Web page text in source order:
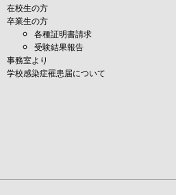
在校生の方
卒業生の方
各種証明書請求
受験結果報告
事務室より
学校感染症罹患届について